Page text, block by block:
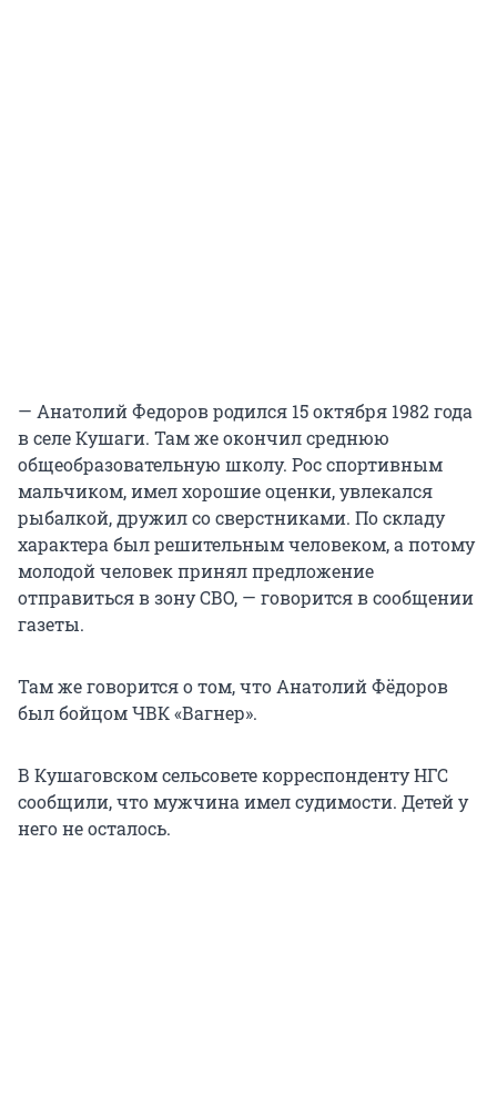
— Анатолий Федоров родился 15 октября 1982 года
в селе Кушаги. Там же окончил среднюю
общеобразовательную школу. Рос спортивным
мальчиком, имел хорошие оценки, увлекался
рыбалкой, дружил со сверстниками. По складу
характера был решительным человеком, а потому
молодой человек принял предложение
отправиться в зону СВО, — говорится в сообщении
газеты.
Там же говорится о том, что Анатолий Фёдоров
был бойцом ЧВК «Вагнер».
В Кушаговском сельсовете корреспонденту НГС
сообщили, что мужчина имел судимости. Детей у
него не осталось.